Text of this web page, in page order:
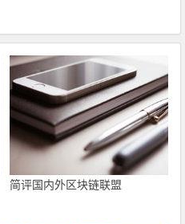
简评国内外区块链联盟